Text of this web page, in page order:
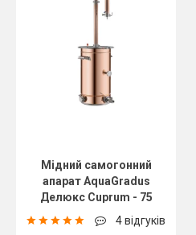
Мідний самогонний
апарат AquaGradus
Делюкс Cuprum - 75
літрів
4 відгуків